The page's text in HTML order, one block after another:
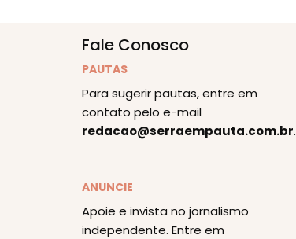
Fale Conosco
PAUTAS
Para sugerir pautas, entre em
contato pelo e-mail
redacao@serraempauta.com.br.
ANUNCIE
Apoie e invista no jornalismo
independente. Entre em